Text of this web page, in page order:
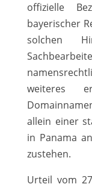
offizielle
bayerischer
solchen
weiteres
allein einer
in Panama
zustehen.
Urteil vom